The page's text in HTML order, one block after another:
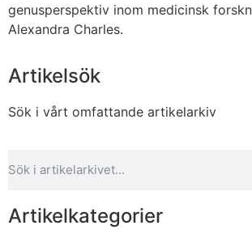
genusperspektiv inom medicinsk
Alexandra Charles.
Artikelsök
Sök i vårt omfattande artikelarkiv
Artikelkategorier